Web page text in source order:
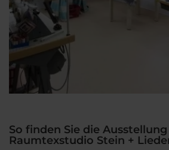
So finden Sie die
Raumtexstudio Stein +